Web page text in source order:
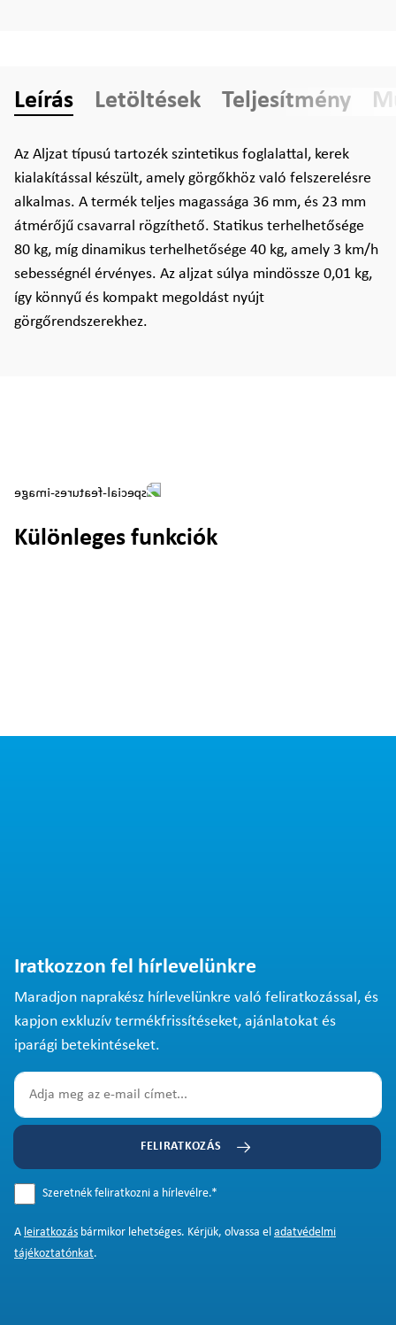
Leírás Letöltések Teljesítmény
Az Aljzat típusú tartozék szintetikus foglalattal, kerek
kialakítással készült, amely görgőkhöz való felszerelésre
alkalmas. A termék teljes magassága 36 mm, és 23 mm
átmérőjű csavarral rögzíthető. Statikus terhelhetősége
80 kg, míg dinamikus terhelhetősége 40 kg, amely 3 km/h
sebességnél érvényes. Az aljzat súlya mindössze 0,01 kg,
így könnyű és kompakt megoldást nyújt
görgőrendszerekhez.
Különleges funkciók
Iratkozzon fel hírlevelünkre
Maradjon naprakész hírlevelünkre való feliratkozással, és
kapjon exkluzív termékfrissítéseket, ajánlatokat és
iparági betekintéseket.
FELIRATKOZÁS
Szeretnék feliratkozni a hírlevélre.*
A leiratkozás bármikor lehetséges. Kérjük, olvassa el adatvédelmi
tájékoztatónkat.